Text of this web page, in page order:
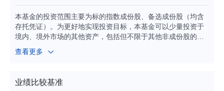
本基金的投资范围主要为标的指数成份股、备选成份股（均含
存托凭证）。为更好地实现投资目标，本基金可以少量投资于
境内、境外市场的其他资产，包括但不限于其他非成份股的股
票、存托凭证。 针对境内投资，本基金可少量投资于国内依法
发行上市的股票（包含主板、科创板、创业板及其他经中国证
地方政府债券、政府支持机构债券、政府支持债券、金融债
券、企业债券、公司债券、次级债券、可转换债券、可交换债
查看更多
业绩比较基准